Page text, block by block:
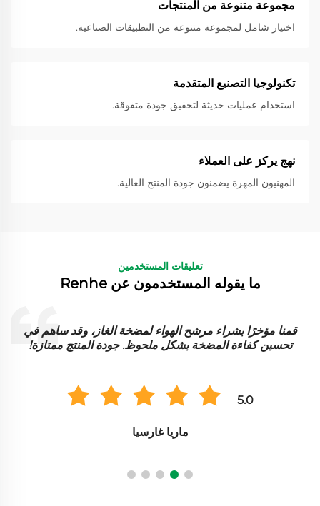
مجموعة متنوعة من المنتجات
اختيار شامل لمجموعة متنوعة من التطبيقات الصناعية.
تكنولوجيا التصنيع المتقدمة
استخدام عمليات حديثة لتحقيق جودة متفوقة.
نهج يركز على العملاء
المهنيون المهرة يضمنون جودة المنتج العالية.
تعليقات المستخدمين
ما يقوله المستخدمون عن Renhe
قمنا مؤخرًا بشراء مرشح الهواء لمضخة الغاز، وقد ساهم في
تحسين كفاءة المضخة بشكل ملحوظ. جودة المنتج ممتازة!
5.0
ماريا غارسيا